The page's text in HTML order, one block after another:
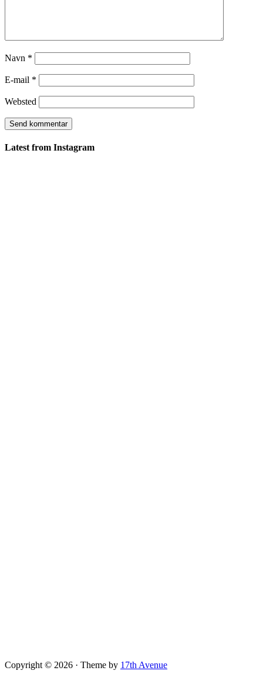
Navn *
E-mail *
Websted
Latest from Instagram
Copyright © 2026 · Theme by 17th Avenue